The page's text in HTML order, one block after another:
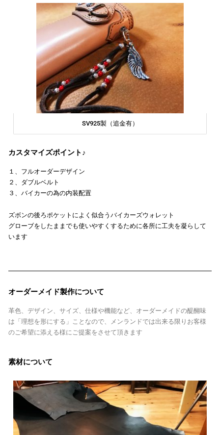
SV925製（追金有）
カスタマイズポイント♪
１、フルオーダーデザイン
２、ダブルベルト
３、バイカーの為の内装配置
ズボンの後ろポケットによく似合うバイカーズウォレット
グローブをしたままでも使いやすくするために各所に工夫を凝らして
います
オーダーメイド製作について
革色、デザイン、サイズ、仕様や機能など、オーダーメイドの醍醐味
は「理想を形にする」ことなので、メンランドでは出来る限りお客様
のご希望に添える様にご提案をさせて頂きます
素材について